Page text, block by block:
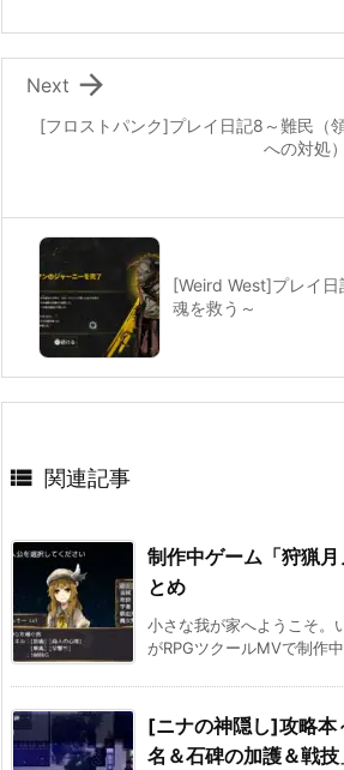
[フロストパンク]プレイ日記8～難民（
への対処

Next
[Weird West]プレイ
魂を救う～
 関連記事
制作中ゲーム「狩猟
とめ
小さな我が家へようこそ。
がRPGツクールMVで制作
[ニナの神隠し]攻略
名＆石碑の加護＆戦技